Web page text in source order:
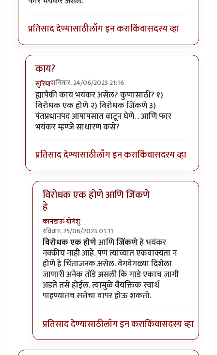
प्रतिसाद देण्यासाठीलॉग इन कराकिंवासदस्य व्हा
काय?
सुरियाशनिवार, 24/06/2023 21:16
In reply toमाझ्या मते ९० च्याbyकानडाऊ योगेशु
ह्यापैकी काय भयंकर असेल? कुणासाठी? १)
विरोधक एक होणे २) विरोधक जिंकणे ३)
पंतप्रधानपद आपापसात वाटून घेणे. . आणि फार
भयंकर म्हण्जे साधारण कसे?
प्रतिसाद देण्यासाठीलॉग इन कराकिंवासदस्य व्हा
विरोधक एक होणे आणि जिंकणे
हे
कानडाऊ योगेशु
रविवार, 25/06/2023 01:11
In reply toकाय?byसुरिया
विरोधक एक होणेआणिजिंकणेहे भयंकर
नक्कीच नाही आहे. पण त्यांच्यात एकवाक्यता न
होणे हे चिंताजनक असेल. वेगवेगळ्या दिशेला
जाणारी अनेक तोंडे असली कि गाडे एकाच जागी
अडते तसे होईल. त्यामुळे वैयक्तिक स्वार्थ
पाहण्यातच सत्तेचा वापर होऊ शकतो.
प्रतिसाद देण्यासाठीलॉग इन कराकिंवासदस्य व्हा